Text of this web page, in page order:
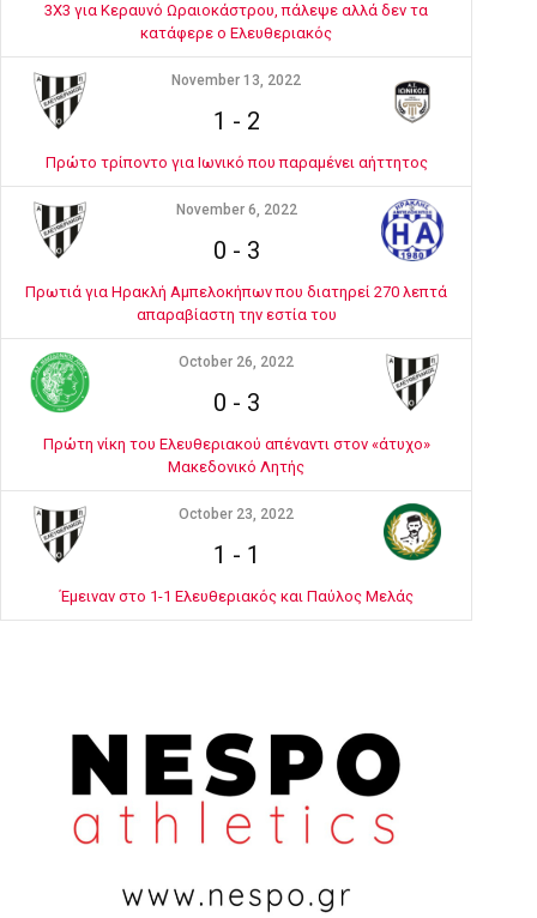
3Χ3 για Κεραυνό Ωραιοκάστρου, πάλεψε αλλά δεν τα
κατάφερε ο Ελευθεριακός
November 13, 2022
1 - 2
Πρώτο τρίποντο για Ιωνικό που παραμένει αήττητος
November 6, 2022
0 - 3
Πρωτιά για Ηρακλή Αμπελοκήπων που διατηρεί 270 λεπτά
απαραβίαστη την εστία του
October 26, 2022
0 - 3
Πρώτη νίκη του Ελευθεριακού απέναντι στον «άτυχο»
Μακεδονικό Λητής
October 23, 2022
1 - 1
Έμειναν στο 1-1 Ελευθεριακός και Παύλος Μελάς